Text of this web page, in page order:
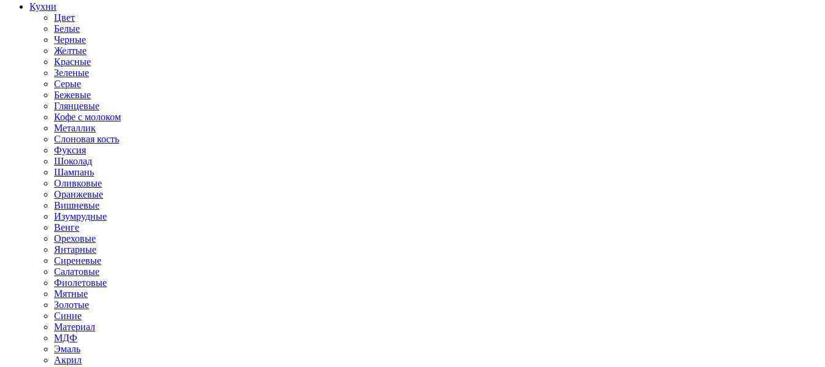
Кухни
Цвет
Белые
Черные
Желтые
Красные
Зеленые
Серые
Бежевые
Глянцевые
Кофе с молоком
Металлик
Слоновая кость
Фуксия
Шоколад
Шампань
Оливковые
Оранжевые
Вишневые
Изумрудные
Венге
Ореховые
Янтарные
Сиреневые
Салатовые
Фиолетовые
Мятные
Золотые
Синие
Материал
МДФ
Эмаль
Акрил